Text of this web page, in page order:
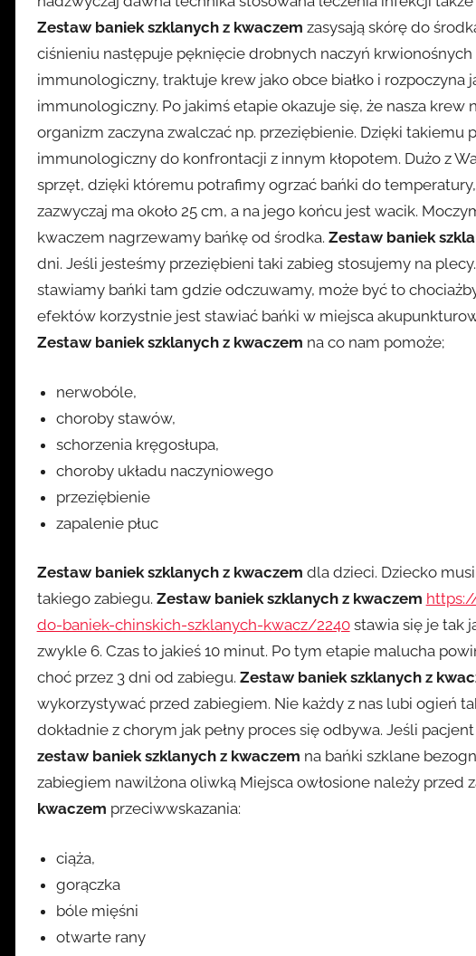
e
z
k
a
s
i
Zestaw baniek szklanych z kwaczem zasysają skórę do
ciśnieniu następuje pęknięcie drobnych naczyń krwionośnych
immunologiczny, traktuje krew jako obce białko i rozpoczyna
immunologiczny. Po jakimś etapie okazuje się, że nasza krew
organizm zaczyna zwalczać np. przeziębienie. Dzięki takiemu
immunologiczny do konfrontacji z innym kłopotem. Dużo z
sprzęt, dzięki któremu potrafimy ogrzać bańki do
zazwyczaj ma około 25 cm, a na jego końcu jest wacik.
kwaczem nagrzewamy bańkę od środka. Zestaw baniek
dni. Jeśli jesteśmy przeziębieni taki zabieg stosujemy na
stawiamy bańki tam gdzie odczuwamy, może być to
efektów korzystnie jest stawiać bańki w miejsca
Zestaw baniek szklanych z kwaczem na co nam pomoże;
nerwobóle,
choroby stawów,
schorzenia kręgosłupa,
choroby układu naczyniowego
przeziębienie
zapalenie płuc
Zestaw baniek szklanych z kwaczem dla dzieci. Dziecko
takiego zabiegu. Zestaw baniek szklanych z kwaczem
do-baniek-chinskich-szklanych-kwacz/2240stawia się je tak
zwykle 6. Czas to jakieś 10 minut. Po tym etapie malucha
choć przez 3 dni od zabiegu. Zestaw baniek szklanych z
wykorzystywać przed zabiegiem. Nie każdy z nas lubi ogień
dokładnie z chorym jak pełny proces się odbywa. Jeśli
zestaw baniek szklanych z kwaczem na bańki szklane
zabiegiem nawilżona oliwką Miejsca owłosione należy przed
kwaczem przeciwwskazania:
ciąża,
gorączka
bóle mięśni
otwarte rany